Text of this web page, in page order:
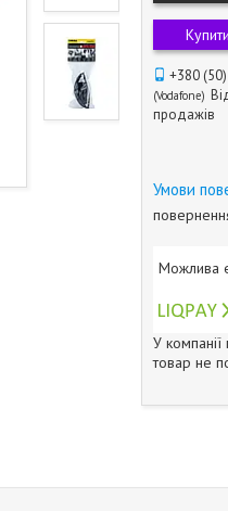
+380
Vodafone
продажів
У
товар не